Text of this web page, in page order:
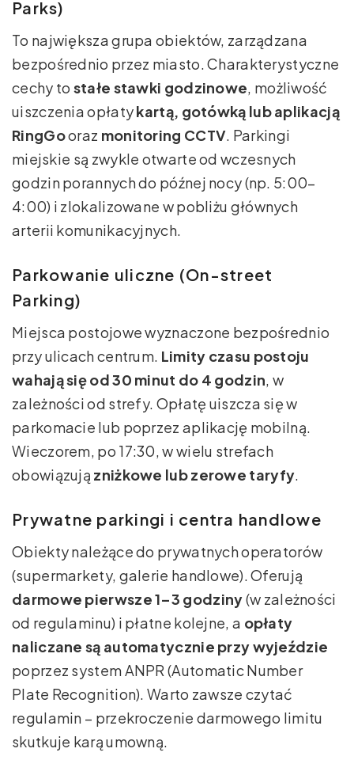
Parks)
To największa grupa obiektów, zarządzana
bezpośrednio przez miasto. Charakterystyczne
cechy to stałe stawki godzinowe, możliwość
uiszczenia opłatykartą, gotówką lub aplikacją
RingGooraz monitoring CCTV. Parkingi
miejskie są zwykle otwarte od wczesnych
godzin porannych do późnej nocy (np. 5:00–
4:00) i zlokalizowane w pobliżu głównych
arterii komunikacyjnych.
Parkowanie uliczne (On-street
Parking)
Miejsca postojowe wyznaczone bezpośrednio
przy ulicach centrum. Limity czasu postoju
wahają się od 30 minut do 4 godzin, w
zależności od strefy. Opłatę uiszcza się w
parkomacie lub poprzez aplikację mobilną.
Wieczorem, po 17:30, w wielu strefach
obowiązują zniżkowe lub zerowe taryfy.
Prywatne parkingi i centra handlowe
Obiekty należące do prywatnych operatorów
(supermarkety, galerie handlowe). Oferują
darmowe pierwsze 1–3 godziny(w zależności
od regulaminu) i płatne kolejne, a opłaty
naliczane są automatycznie przy wyjeździe
poprzez system ANPR (Automatic Number
Plate Recognition). Warto zawsze czytać
regulamin – przekroczenie darmowego limitu
skutkuje karą umowną.